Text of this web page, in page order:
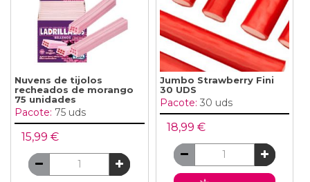
Nuvens de tijolos
recheados de morango
75 unidades
Pacote: 75 uds
15,99 €
Jumbo Strawberry Fini
30 UDS
Pacote: 30 uds
18,99 €